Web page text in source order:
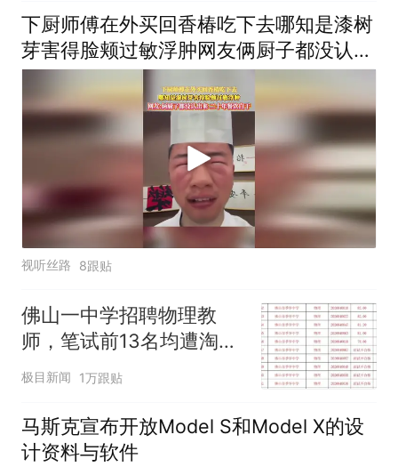
下厨师傅在外买回香椿吃下去哪知是漆树
芽害得脸颊过敏浮肿网友俩厨子都没认出
来 二十年餐饮白干
视听丝路 8跟贴
佛山一中学招聘物理教
师，笔试前13名均遭淘
汰？教育局：已叫停招
聘，成立调查组全面核查
极目新闻 1万跟贴
马斯克宣布开放Model S和Model X的设
计资料与软件